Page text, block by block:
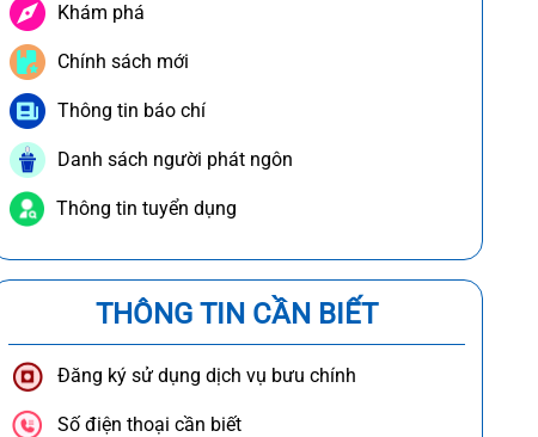
Khám phá
Chính sách mới
Thông tin báo chí
Danh sách người phát ngôn
Thông tin tuyển dụng
THÔNG TIN CẦN BIẾT
Đăng ký sử dụng dịch vụ bưu chính
Số điện thoại cần biết